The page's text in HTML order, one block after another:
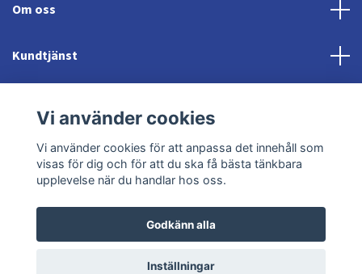
Om oss
Kundtjänst
Sociala medier
© 2026 Jonröds EquishopPowered by Quickbutik
Vi använder cookies
Vi använder cookies för att anpassa det innehåll som
visas för dig och för att du ska få bästa tänkbara
upplevelse när du handlar hos oss.
Godkänn alla
Inställningar